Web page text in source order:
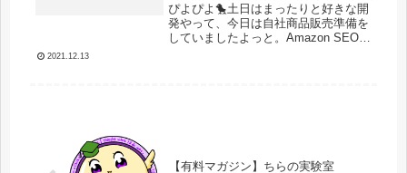
ぴよぴよ🐤土日はまったりと好きな開
発やって、今日は自社商品販売準備を
していましたよっと。Amazon SEOっ
2021.12.13
【有料マガジン】ちらの実験室